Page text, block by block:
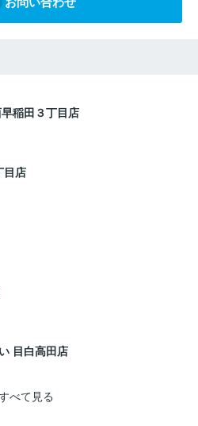
稲田３丁目店
目店
目白高田店
べて見る